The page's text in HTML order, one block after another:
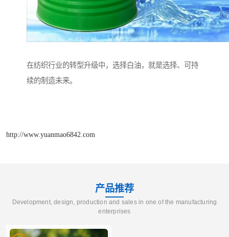
在纺织行业的转型升级中，选择白油，就是选择、可持
续的制造未来。
http://www.yuanmao6842.com
产品推荐
Development, design, production and sales in one of the manufacturing
enterprises